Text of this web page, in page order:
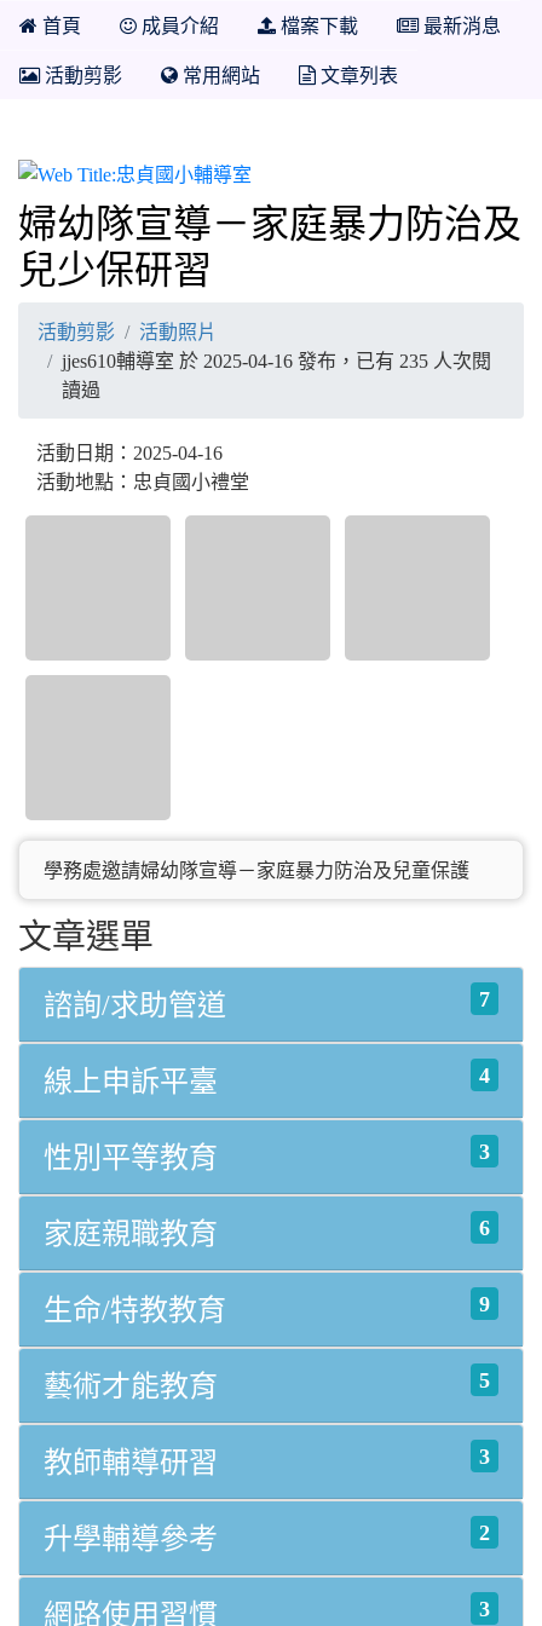
首頁 成員介紹 檔案下載 最新消息
活動剪影 常用網站 文章列表
婦幼隊宣導－家庭暴力防治及
兒少保研習
活動剪影
活動照片
jjes610輔導室 於 2025-04-16 發布，已有 235 人次閱
讀過
活動日期：2025-04-16
活動地點：忠貞國小禮堂
學務處邀請婦幼隊宣導－家庭暴力防治及兒童保護
文章選單
7
諮詢/求助管道
4
線上申訴平臺
3
性別平等教育
6
家庭親職教育
9
生命/特教教育
5
藝術才能教育
3
教師輔導研習
2
升學輔導參考
3
網路使用習慣